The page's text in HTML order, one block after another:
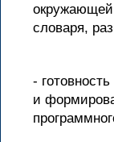
окружающей
словаря,
-
и